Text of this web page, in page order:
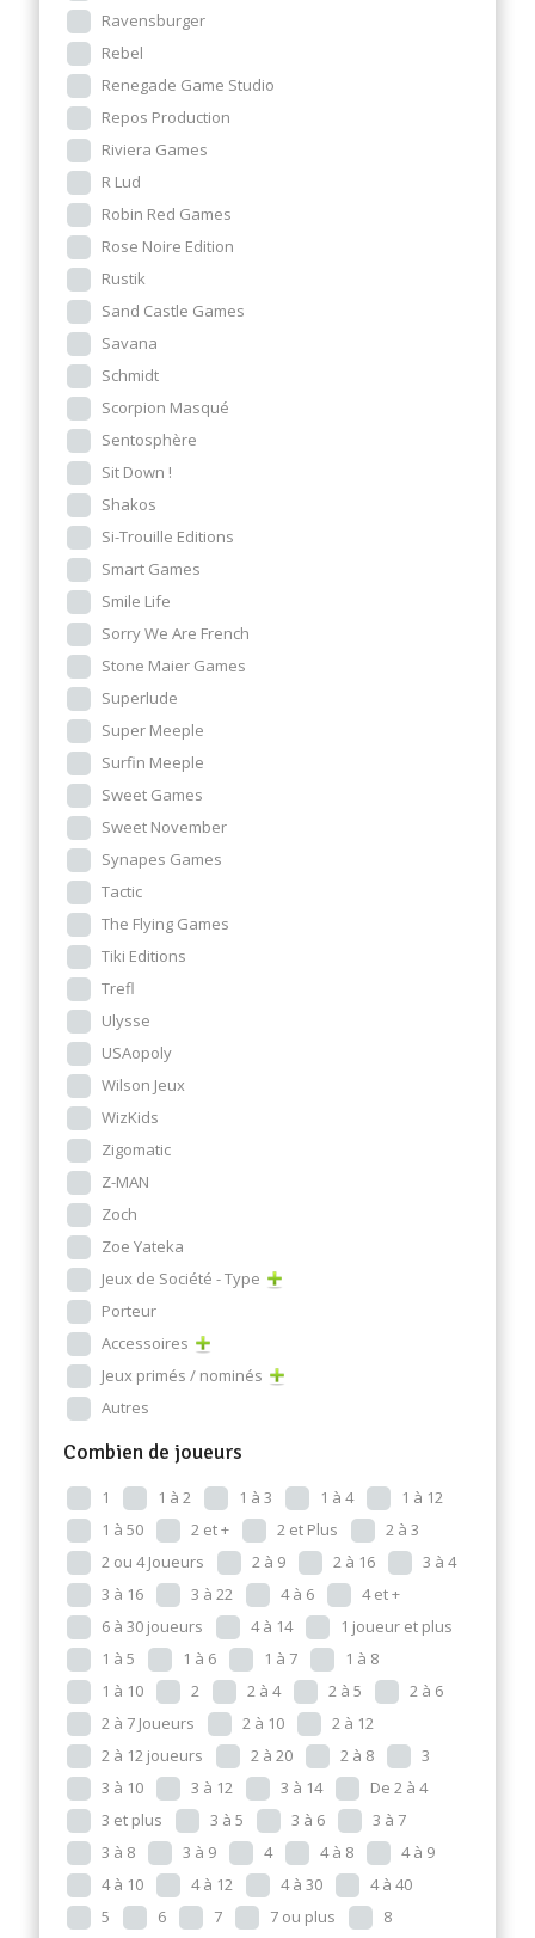
Ravensburger
Rebel
Renegade Game Studio
Repos Production
Riviera Games
R Lud
Robin Red Games
Rose Noire Edition
Rustik
Sand Castle Games
Savana
Schmidt
Scorpion Masqué
Sentosphère
Sit Down !
Shakos
Si-Trouille Editions
Smart Games
Smile Life
Sorry We Are French
Stone Maier Games
Superlude
Super Meeple
Surfin Meeple
Sweet Games
Sweet November
Synapes Games
Tactic
The Flying Games
Tiki Editions
Trefl
Ulysse
USAopoly
Wilson Jeux
WizKids
Zigomatic
Z-MAN
Zoch
Zoe Yateka
Jeux de Société - Type
Porteur
Accessoires
Jeux primés / nominés
Autres
Combien de joueurs
1 1 à 2 1 à 3 1 à 4
1 à 12
1 à 50
2 et + 2 et Plus
2 à 3
2 ou 4 Joueurs
2 à 9 2 à 16
3 à 4
3 à 16
3 à 22 4 à 6
4 et +
6 à 30 joueurs
4 à 14
1 joueur et plus
1 à 5
1 à 6 1 à 7
1 à 8
1 à 10
2 2 à 4 2 à 5
2 à 6
2 à 7 Joueurs
2 à 10
2 à 12
2 à 12 joueurs
2 à 20 2 à 8
3
3 à 10
3 à 12 3 à 14
De 2 à 4
3 et plus
3 à 5 3 à 6
3 à 7
3 à 8
3 à 9 4 4 à 8
4 à 9
4 à 10
4 à 12 4 à 30
4 à 40
5
6 7 7 ou plus 8